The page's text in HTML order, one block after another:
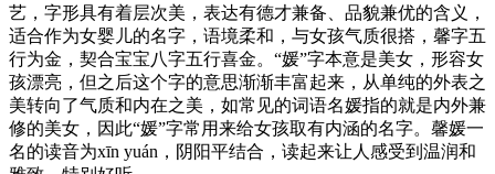
艺，字形具有着层次美，表达有德才兼备、品貌兼优的含义，
适合作为女婴儿的名字，语境柔和，与女孩气质很搭，馨字五
行为金，契合宝宝八字五行喜金。“媛”字本意是美女，形容女
孩漂亮，但之后这个字的意思渐渐丰富起来，从单纯的外表之
美转向了气质和内在之美，如常见的词语名媛指的就是内外兼
修的美女，因此“媛”字常用来给女孩取有内涵的名字。馨媛一
名的读音为xīn yuán，阴阳平结合，读起来让人感受到温润和